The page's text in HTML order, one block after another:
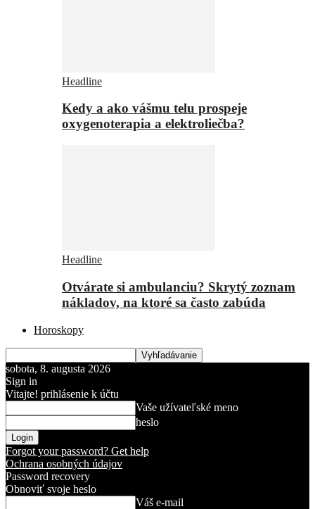
Headline
Kedy a ako vášmu telu prospeje
oxygenoterapia a elektroliečba?
Headline
Otvárate si ambulanciu? Skrytý zoznam
nákladov, na ktoré sa často zabúda
Horoskopy
sobota, 8. augusta 2026
Sign in
Vitajte! prihlásenie k účtu
Vaše užívateľské meno
heslo
Forgot your password? Get help
Ochrana osobných údajov
Password recovery
Obnoviť svoje heslo
Váš e-mail